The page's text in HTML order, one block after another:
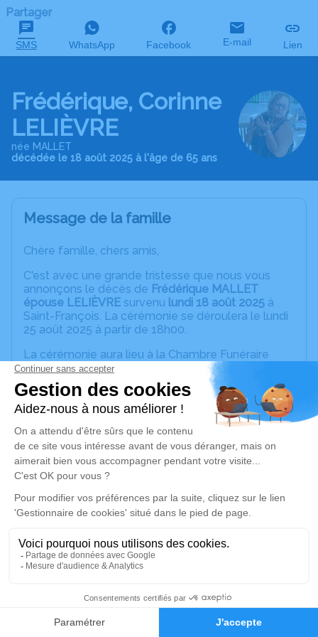
Faire-part Hommages
Partager
SMS WhatsApp Facebook E-mail Lien
Frédérique, Corinne
LELIÈVRE
née MALLET
décédée le 18 août 2025 à l'âge de 65 ans
Message de la famille
Chère famille, chers amis,
C'est avec une grande tristesse que nous vous
annonçons le décès de Frédérique MALLET
épouse LELIÈVRE survenu lundi 18 août 2025 à
Saint-François. La cérémonie se déroulera le lundi
25 août 2025 à partir de 18h00.
La cérémonie aura lieu à la Chambre Funéraire
Oualli et Fils - Lieu-dit Poirier - 97180 Sainte-Anne.
Nous ne souhaitons pas de fleurs ni de couronnes.
La crémation se fera le mardi 26 août 2025 dans
dans la plus stricte intimité.
Nous vous invitons à utiliser cet espace pour
laisser vos condoléances, partager des photos
souvenirs, une anecdote ou exprimer vos pensées
à travers des poèmes ou des textes. Cet endroit
est un lieu d'expression dédié à honorer la
Cérémonie religieuse
lundi 25 août 2025 à 18h00